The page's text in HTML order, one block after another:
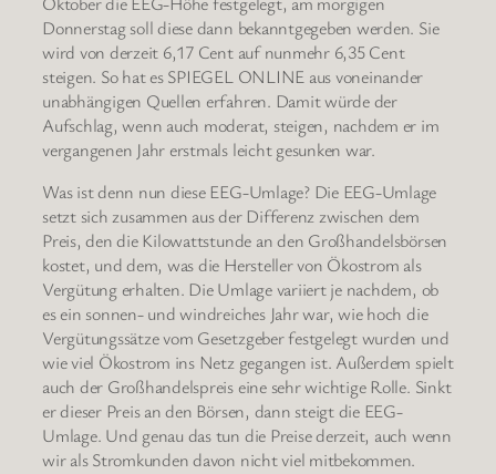
Donnerstag soll diese dann bekanntgegeben werden. Sie
wird von derzeit 6,17 Cent auf nunmehr 6,35 Cent
steigen. So hat es SPIEGEL ONLINE aus voneinander
unabhängigen Quellen erfahren. Damit würde der
Aufschlag, wenn auch moderat, steigen, nachdem er im
vergangenen Jahr erstmals leicht gesunken war.
Was ist denn nun diese EEG-Umlage? Die EEG-Umlage
setzt sich zusammen aus der Differenz zwischen dem
Preis, den die Kilowattstunde an den Großhandelsbörsen
kostet, und dem, was die Hersteller von Ökostrom als
Vergütung erhalten. Die Umlage variiert je nachdem, ob
es ein sonnen- und windreiches Jahr war, wie hoch die
Vergütungssätze vom Gesetzgeber festgelegt wurden und
wie viel Ökostrom ins Netz gegangen ist. Außerdem spielt
auch der Großhandelspreis eine sehr wichtige Rolle. Sinkt
er dieser Preis an den Börsen, dann steigt die EEG-
Umlage. Und genau das tun die Preise derzeit, auch wenn
wir als Stromkunden davon nicht viel mitbekommen.